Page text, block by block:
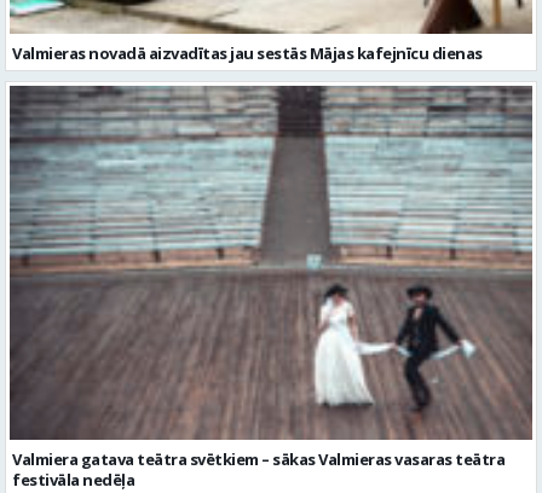
Valmieras novadā aizvadītas jau sestās Mājas kafejnīcu dienas
Valmiera gatava teātra svētkiem – sākas Valmieras vasaras teātra
festivāla nedēļa